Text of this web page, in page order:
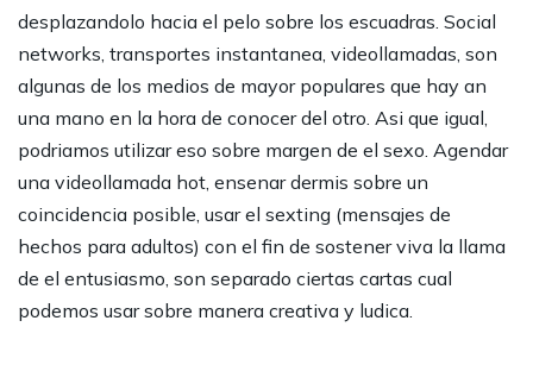
desplazandolo hacia el pelo sobre los escuadras. Social
networks, transportes instantanea, videollamadas, son
algunas de los medios de mayor populares que hay an
una mano en la hora de conocer del otro. Asi que igual,
podriamos utilizar eso sobre margen de el sexo. Agendar
una videollamada hot, ensenar dermis sobre un
coincidencia posible, usar el sexting (mensajes de
hechos para adultos) con el fin de sostener viva la llama
de el entusiasmo, son separado ciertas cartas cual
podemos usar sobre manera creativa y ludica.